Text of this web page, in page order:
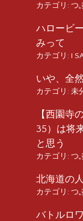
カテゴリ: つ
ハロービ
みって
カテゴリ: I
いや、全
カテゴリ: 未
【西園寺
35）は将
と思う
カテゴリ: つ
北海道の
カテゴリ: つ
バトルロ